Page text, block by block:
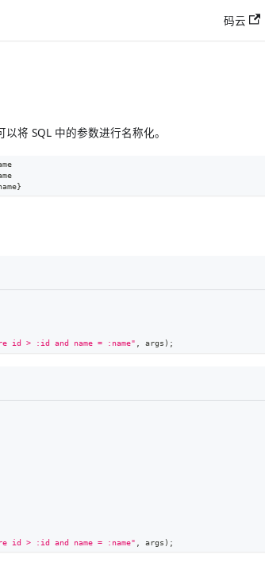
码云
将 SQL 中的参数进行名称化。
id > :id and name = :name" , args ) ;
id > :id and name = :name" args ) ;